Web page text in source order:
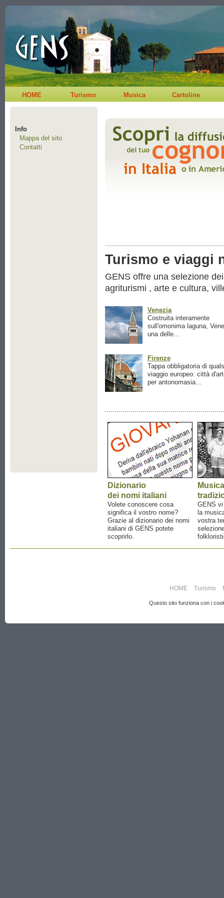
HOME Turismo Musica Cartoline
Info
Mappa del sito
Contatti
Turismo e viaggi
GENS offre una selezione
agriturismi , arte e cultura,
Venezia
Costruita interamente
sull'omonima laguna,
una delle...
Firenze
Tappa obbligatoria di
viaggio europeo: città
per antonomasia...
Dizionario
dei nomi italiani
Volete conoscere cosa
significa il vostro nome?
Grazie al dizionario dei nomi
italiani di GENS potete
scoprirlo.
Musica
GENS
la
vostra
HOME Turismo
Questo sito funziona con i